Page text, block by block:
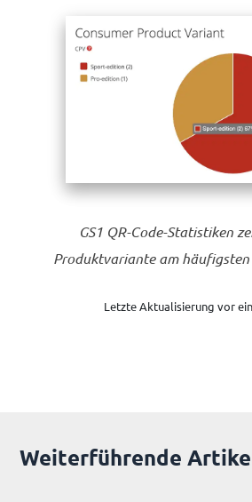
GS1 QR-Code-Statistiken
Produktvariante am
Letzte Aktualisierung vor
Weiterführende